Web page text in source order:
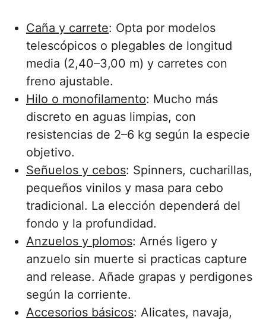
Caña y carrete: Opta por modelos
telescópicos o plegables de longitud
media (2,40–3,00 m) y carretes con
freno ajustable.
Hilo o monofilamento: Mucho más
discreto en aguas limpias, con
resistencias de 2–6 kg según la especie
objetivo.
Señuelos y cebos: Spinners, cucharillas,
pequeños vinilos y masa para cebo
tradicional. La elección dependerá del
fondo y la profundidad.
Anzuelos y plomos: Arnés ligero y
anzuelo sin muerte si practicas capture
and release. Añade grapas y perdigones
según la corriente.
Accesorios básicos: Alicates, navaja,